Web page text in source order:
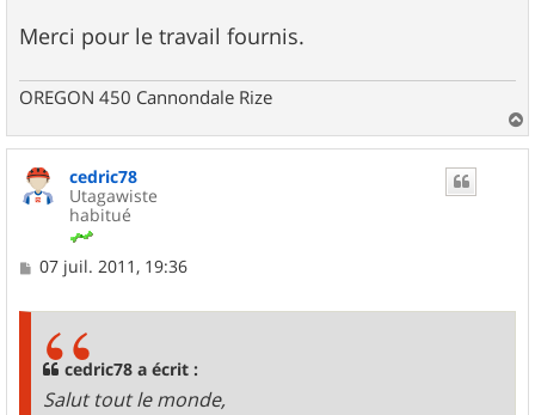
Merci pour le travail fournis.
OREGON 450 Cannondale Rize
a
cedric78
Utagawiste
habitué
M
07 juil. 2011, 19:36
cedric78 a écrit :
Salut tout le monde,